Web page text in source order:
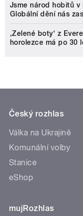
Jsme národ hobitů v
Globální dění nás
‚Zelené boty‘ z
horolezce má po 30
Český rozhlas
Válka na Ukrajině
Komunální volby
Stanice
eShop
mujRozhlas